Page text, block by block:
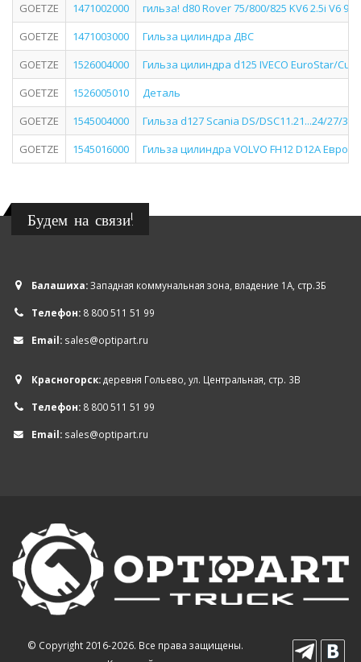
GOETZE
1471002000
гильза! d80 Rover 75/800/825 KV6 2.5i V6 96
GOETZE
1471003000
Гильза цилиндра ДВС
GOETZE
1526004000
Гильза цилиндра d125 IVECO EuroStar/
GOETZE
1526005010
Деталь
GOETZE
1545004000
Гильза d127 Scania DS/DSC11.21...24/27/
GOETZE
1545016000 Гильза цилиндра VOLVO FH12 D12A Евро
Будем на связи!
Балашиха:Западная коммунальная зона, владение 1А, стр.3Б
Телефон: 8 800 511 51 99
Email: sales@optipart.ru
Красногорск:деревня Гольево, ул. Центральная, стр. 3В
Телефон: 8 800 511 51 99
Email: sales@optipart.ru
© Copyright 2016-2026. Все права защищены.